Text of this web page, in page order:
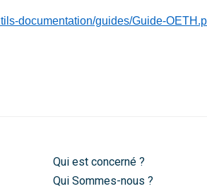
documentation/guides/Guide-
Qui est concerné ?
Qui Sommes-nous ?